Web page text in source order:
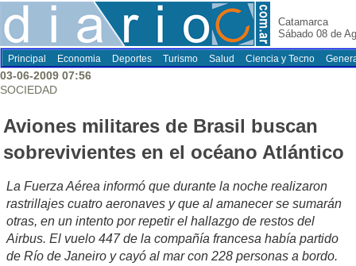
Catamarca
Sábado 08 de
Principal Economia Deportes Turismo Salud Ciencia y Tecno
03-06-2009 07:56
SOCIEDAD
Aviones militares de Brasil buscan
sobrevivientes en el océano Atlántico
La Fuerza Aérea informó que durante la noche realizaron
rastrillajes cuatro aeronaves y que al amanecer se sumarán
otras, en un intento por repetir el hallazgo de restos del
Airbus. El vuelo 447 de la compañía francesa había partido
de Río de Janeiro y cayó al mar con 228 personas a bordo.